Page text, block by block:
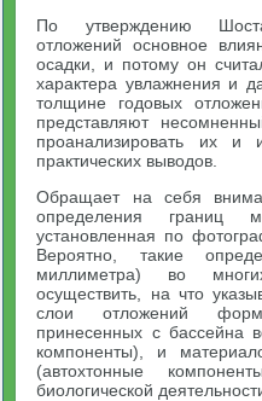
По утверждению
отложений основное
осадки, и потому он
характера увлажнения и
толщине годовых
представляют
проанализировать их и
практических выводов.
Обращает на себя
определения границ
установленная по
Вероятно, такие
миллиметра) во
осуществить, на что
слои отложений
принесенных с бассейна
компоненты), и
(автохтонные
биологической